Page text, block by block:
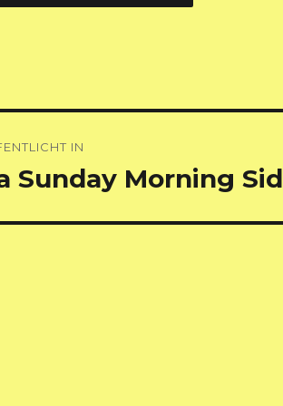
IN
Sunday Morning